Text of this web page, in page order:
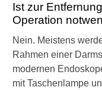
Ist zur
Operation
Nein. Meistens
Rahmen einer
modernen
mit Taschenlampe
u
n
g
n
e
r